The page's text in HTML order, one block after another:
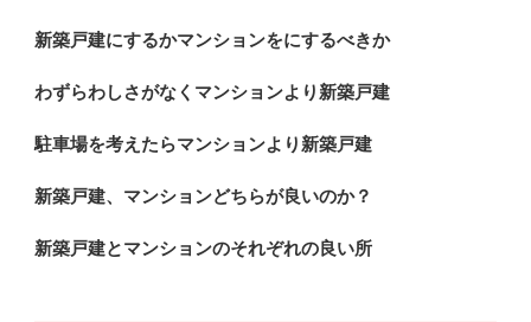
新築戸建にするかマンションをにするべきか
わずらわしさがなくマンションより新築戸建
駐車場を考えたらマンションより新築戸建
新築戸建、マンションどちらが良いのか？
新築戸建とマンションのそれぞれの良い所